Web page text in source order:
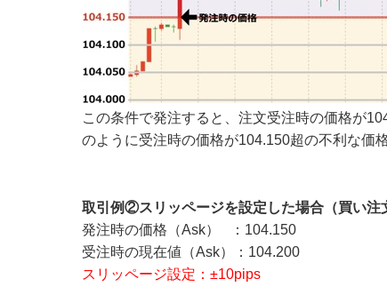
この条件で発注すると、注文受注時の価格が
のように受注時の価格が104.150超の不利な価
取引例②スリッページを設定した場合（買い注
発注時の価格（Ask） ：104.150
受注時の現在値（Ask）：104.200
スリッページ設定：±10pips